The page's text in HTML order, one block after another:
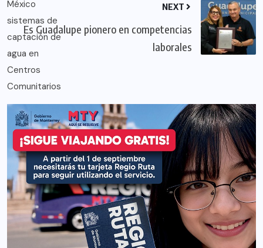
NEXT
Es Guadalupe pionero en competencias
laborales